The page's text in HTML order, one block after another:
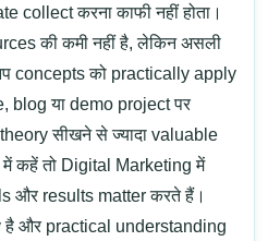
collect करना काफी नहीं होता।
की कमी नहीं है, लेकिन असली
concepts को practically apply
blog या demo project पर
सीखने से ज्यादा valuable
में कहें तो Digital Marketing में
और results matter करते हैं ।
है और practical understanding